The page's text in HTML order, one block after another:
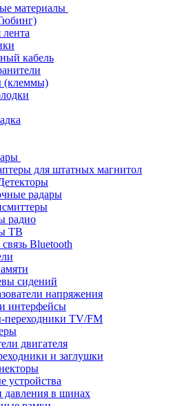
материалы
кабель
(клеммы)
для штатных магнитол
радары
радио
ТВ
Bluetooth
сидений
напряжения
интерфейсы
переходники TV/FM
двигателя
и заглушки
устройства
давления в шинах